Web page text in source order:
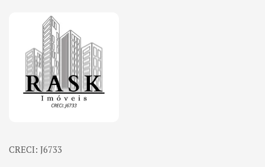
Página inicial
CRECI: J6733